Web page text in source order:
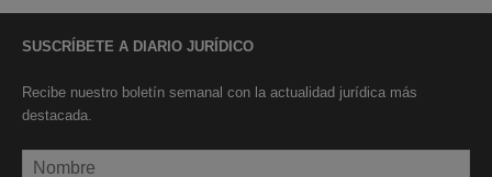
SUSCRÍBETE A DIARIO JURÍDICO
Recibe nuestro boletín semanal con la actualidad jurídica más
destacada.